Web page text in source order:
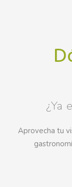
¿Ya
Aprovecha tu